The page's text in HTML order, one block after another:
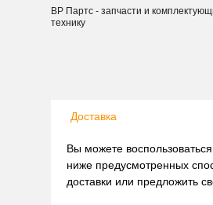
ВР Партс - запчасти и
технику
Доставка
Вы можете
ниже предусмотренных
доставки или предложить